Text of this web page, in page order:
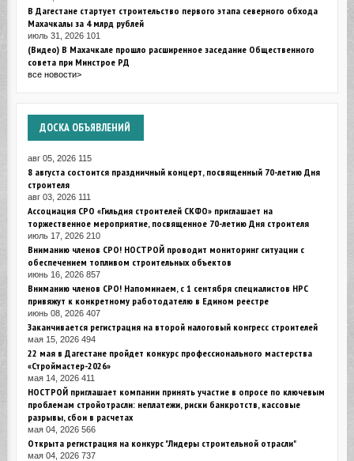
В Дагестане стартует строительство первого этапа северного обхода
Махачкалы за 4 млрд рублей
июль 31, 2026 101
(Видео) В Махачкале прошло расширенное заседание Общественного
совета при Минстрое РД
все новости>
ДОСКА ОБЪЯВЛЕНИЙ
авг 05, 2026 115
8 августа состоится праздничный концерт, посвященный 70-летию Дня
строителя
авг 03, 2026 111
Ассоциация СРО «Гильдия строителей СКФО» приглашает на
торжественное мероприятие, посвященное 70-летию Дня строителя
июль 17, 2026 210
Вниманию членов СРО! НОСТРОЙ проводит мониторинг ситуации с
обеспечением топливом строительных объектов
июнь 16, 2026 857
Вниманию членов СРО! Напоминаем, с 1 сентября специалистов НРС
привяжут к конкретному работодателю в Едином реестре
июнь 08, 2026 407
Заканчивается регистрация на второй налоговый конгресс строителей
мая 15, 2026 494
22 мая в Дагестане пройдет конкурс профессионального мастерства
«Строймастер-2026»
мая 14, 2026 411
НОСТРОЙ приглашает компании принять участие в опросе по ключевым
проблемам стройотрасли: неплатежи, риски банкротств, кассовые
разрывы, сбои в расчетах
мая 04, 2026 566
Открыта регистрация на конкурс "Лидеры строительной отрасли"
мая 04, 2026 737